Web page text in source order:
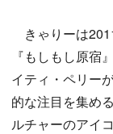
きゃりーは
『もしもし原宿
イティ・ペリー
的な注目を集め
ルチャーのアイ